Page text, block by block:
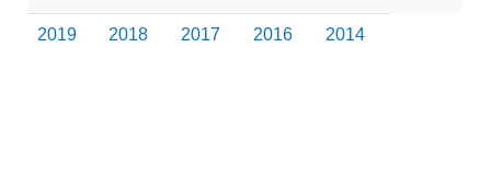
2019 2018 2017 2016 2014